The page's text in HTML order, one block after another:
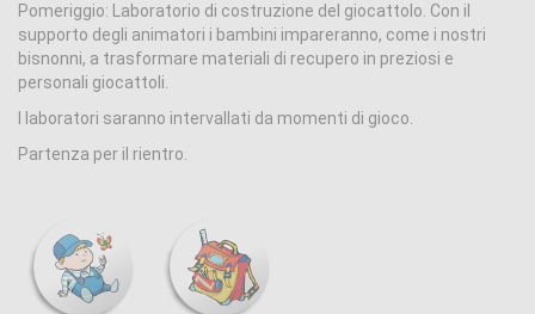
Pomeriggio: Laboratorio di costruzione del giocattolo. Con il
supporto degli animatori i bambini impareranno, come i nostri
bisnonni, a trasformare materiali di recupero in preziosi e
personali giocattoli.
I laboratori saranno intervallati da momenti di gioco.
Partenza per il rientro.